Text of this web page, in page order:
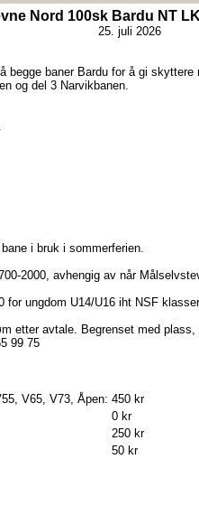
Nord 100sk Bardu NT
25. juli 2026
begge baner Bardu for å gi
og del 3 Narvikbanen.
i bruk i sommerferien.
2000, avhengig av når
for ungdom U14/U16 iht NSF
etter avtale. Begrenset med
99 75
V65, V73, Åpen: 450 kr
0 kr
250 kr
50 kr